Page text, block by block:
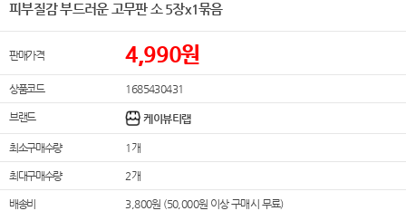
피부질감 부드러운 고무판 소 5장x1묶음
판매가격 4,990원
상품코드 1685430431
브랜드 케이뷰티랩
최소구매수량 1개
최대구매수량 2개
배송비 3,800원 (50,000원 이상 구매시 무료)